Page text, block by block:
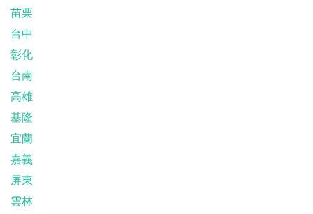
苗栗
台中
彰化
台南
高雄
基隆
宜蘭
嘉義
屏東
雲林